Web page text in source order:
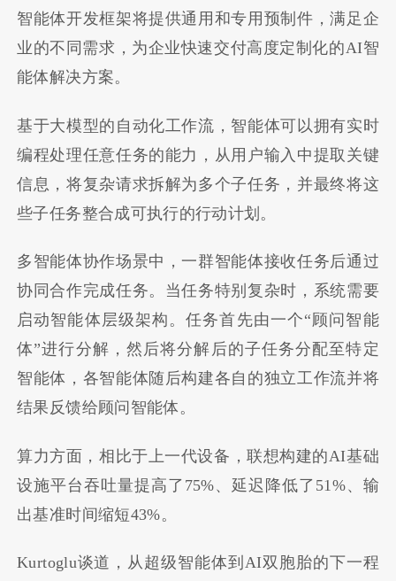
智能体开发框架将提供通用和专用预制件，满足企
业的不同需求，为企业快速交付高度定制化的AI智
能体解决方案。
基于大模型的自动化工作流，智能体可以拥有实时
编程处理任意任务的能力，从用户输入中提取关键
信息，将复杂请求拆解为多个子任务，并最终将这
些子任务整合成可执行的行动计划。
多智能体协作场景中，一群智能体接收任务后通过
协同合作完成任务。当任务特别复杂时，系统需要
启动智能体层级架构。任务首先由一个“顾问智能
体”进行分解，然后将分解后的子任务分配至特定
智能体，各智能体随后构建各自的独立工作流并将
结果反馈给顾问智能体。
算力方面，相比于上一代设备，联想构建的AI基础
设施平台吞吐量提高了 75%、延迟降低了 51%、输
出基准时间缩短43%。
Kurtoglu谈道，从超级智能体到AI双胞胎的下一程